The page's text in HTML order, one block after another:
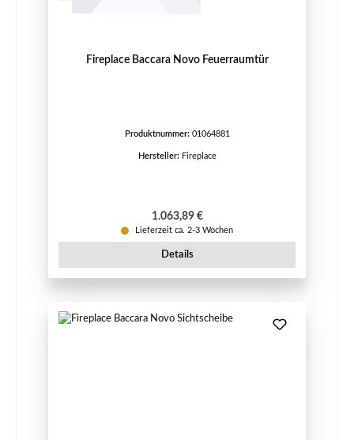
Fireplace Baccara Novo Feuerraumtür
Produktnummer: 01064881
Hersteller: Fireplace
Regulärer Preis:
1.063,89 €
Lieferzeit ca. 2-3 Wochen
Details